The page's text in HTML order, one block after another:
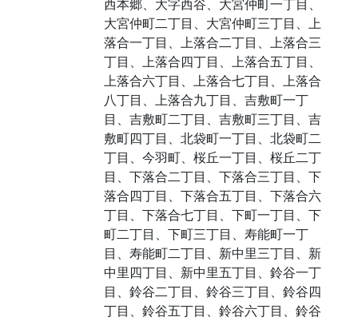
大宮仲町二丁目、大宮仲町三丁目、上
落合一丁目、上落合二丁目、上落合三
丁目、上落合四丁目、上落合五丁目、
上落合六丁目、上落合七丁目、上落合
八丁目、上落合九丁目、吉敷町一丁
目、吉敷町二丁目、吉敷町三丁目、吉
敷町四丁目、北袋町一丁目、北袋町二
丁目、今羽町、桜丘一丁目、桜丘二丁
目、下落合二丁目、下落合三丁目、下
落合四丁目、下落合五丁目、下落合六
丁目、下落合七丁目、下町一丁目、下
町二丁目、下町三丁目、寿能町一丁
目、寿能町二丁目、新中里三丁目、新
中里四丁目、新中里五丁目、鈴谷一丁
目、鈴谷二丁目、鈴谷三丁目、鈴谷四
丁目、鈴谷五丁目、鈴谷六丁目、鈴谷